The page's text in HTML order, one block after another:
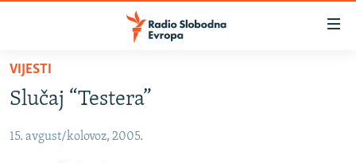
Pređite
glavni
Pređite
VIJESTI
BOSNA I HERCEGOVINA
SRBIJA
VIJESTI
Slučaj “Testera”
15. avgust/kolovoz, 2005.